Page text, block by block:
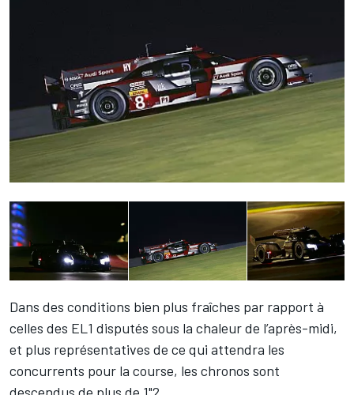
Dans des conditions bien plus fraîches par rapport à
celles des EL1 disputés sous la chaleur de l’après-midi,
et plus représentatives de ce qui attendra les
concurrents pour la course, les chronos sont